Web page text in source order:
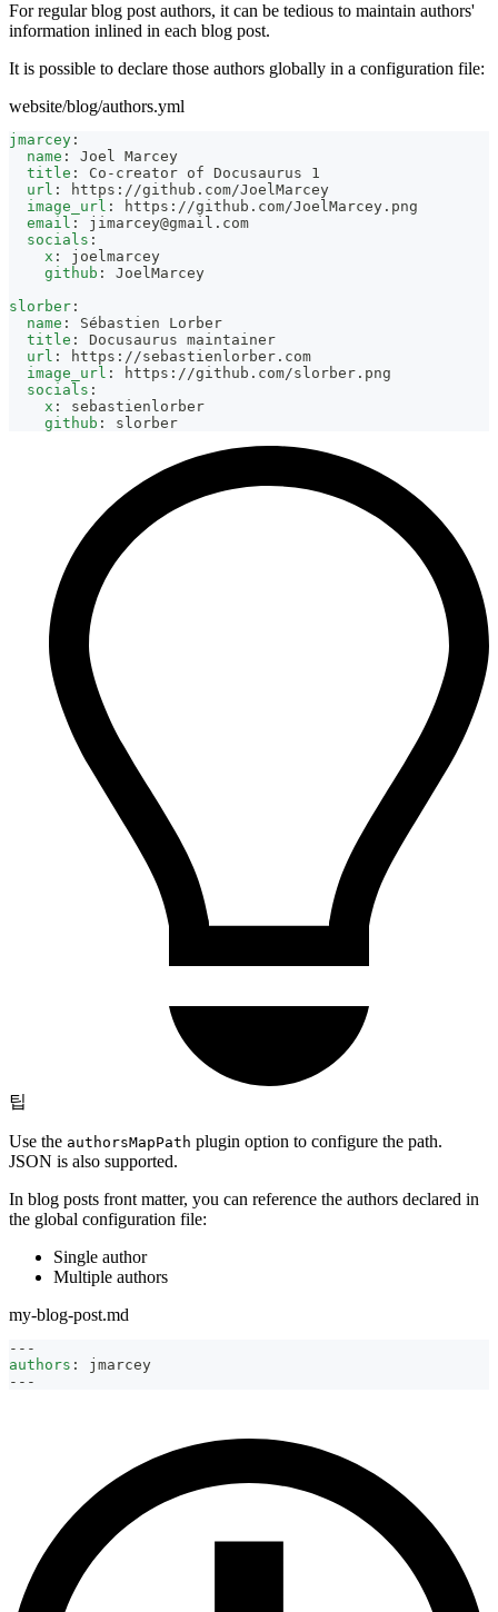
For regular blog post authors, it can be tedious to maintain authors'
information inlined in each blog post.
It is possible to declare those authors globally in a configuration file:
website/blog/authors.yml
jmarcey :
name :
Joel Marcey
title : Co - creator of Docusaurus 1
url : https : //github.com/JoelMarcey
image_url : https : //github.com/JoelMarcey.png
email :
jimarcey@gmail.com
socials :
x :
joelmarcey
github :
JoelMarcey
slorber :
name :
Sébastien Lorber
title :
Docusaurus maintainer
url : https : //sebastienlorber.com
image_url : https : //github.com/slorber.png
socials :
x :
sebastienlorber
github : slorber
팁
Use the authorsMapPath plugin option to configure the path.
JSON is also supported.
In blog posts front matter, you can reference the authors declared in
the global configuration file:
Single author
Multiple authors
my-blog-post.md
---
authors :
jmarcey
---